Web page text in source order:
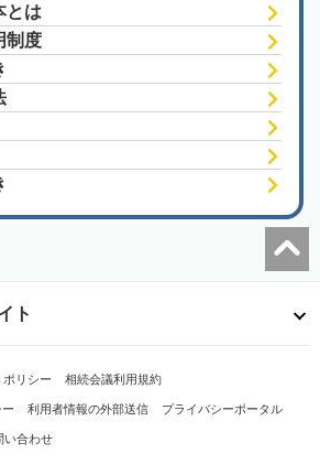
とは
制度
ト
ポリシー 相続会議利用規約
利用者情報の外部送信 プライバシーポータル
い合わせ